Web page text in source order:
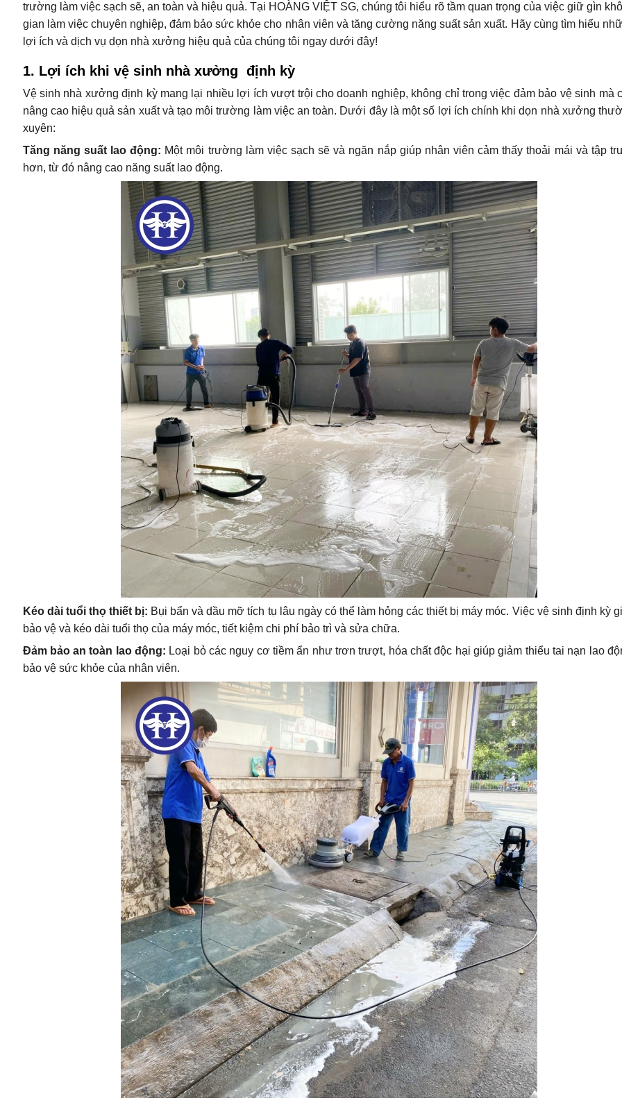
trường làm việc sạch sẽ, an toàn và hiệu quả. Tại HOÀNG VIỆT SG, chúng tôi hiểu rõ tầm quan trọng của việc giữ gìn
gian làm việc chuyên nghiệp, đảm bảo sức khỏe cho nhân viên và tăng cường năng suất sản xuất. Hãy cùng tìm hiểu
lợi ích và dịch vụ dọn nhà xưởng hiệu quả của chúng tôi ngay dưới đây!
1. Lợi ích khi vệ sinh nhà xưởng định kỳ
Vệ sinh nhà xưởng định kỳ mang lại nhiều lợi ích vượt trội cho doanh nghiệp, không chỉ trong việc đảm bảo vệ sinh mà
nâng cao hiệu quả sản xuất và tạo môi trường làm việc an toàn. Dưới đây là một số lợi ích chính khi dọn nhà xưởng
xuyên:
Tăng năng suất lao động: Một môi trường làm việc sạch sẽ và ngăn nắp giúp nhân viên cảm thấy thoải mái và tập
hơn, từ đó nâng cao năng suất lao động.
Kéo dài tuổi thọ thiết bị: Bụi bẩn và dầu mỡ tích tụ lâu ngày có thể làm hỏng các thiết bị máy móc. Việc vệ sinh định kỳ
bảo vệ và kéo dài tuổi thọ của máy móc, tiết kiệm chi phí bảo trì và sửa chữa.
Đảm bảo an toàn lao động: Loại bỏ các nguy cơ tiềm ẩn như trơn trượt, hóa chất độc hại giúp giảm thiểu tai nạn lao
bảo vệ sức khỏe của nhân viên.